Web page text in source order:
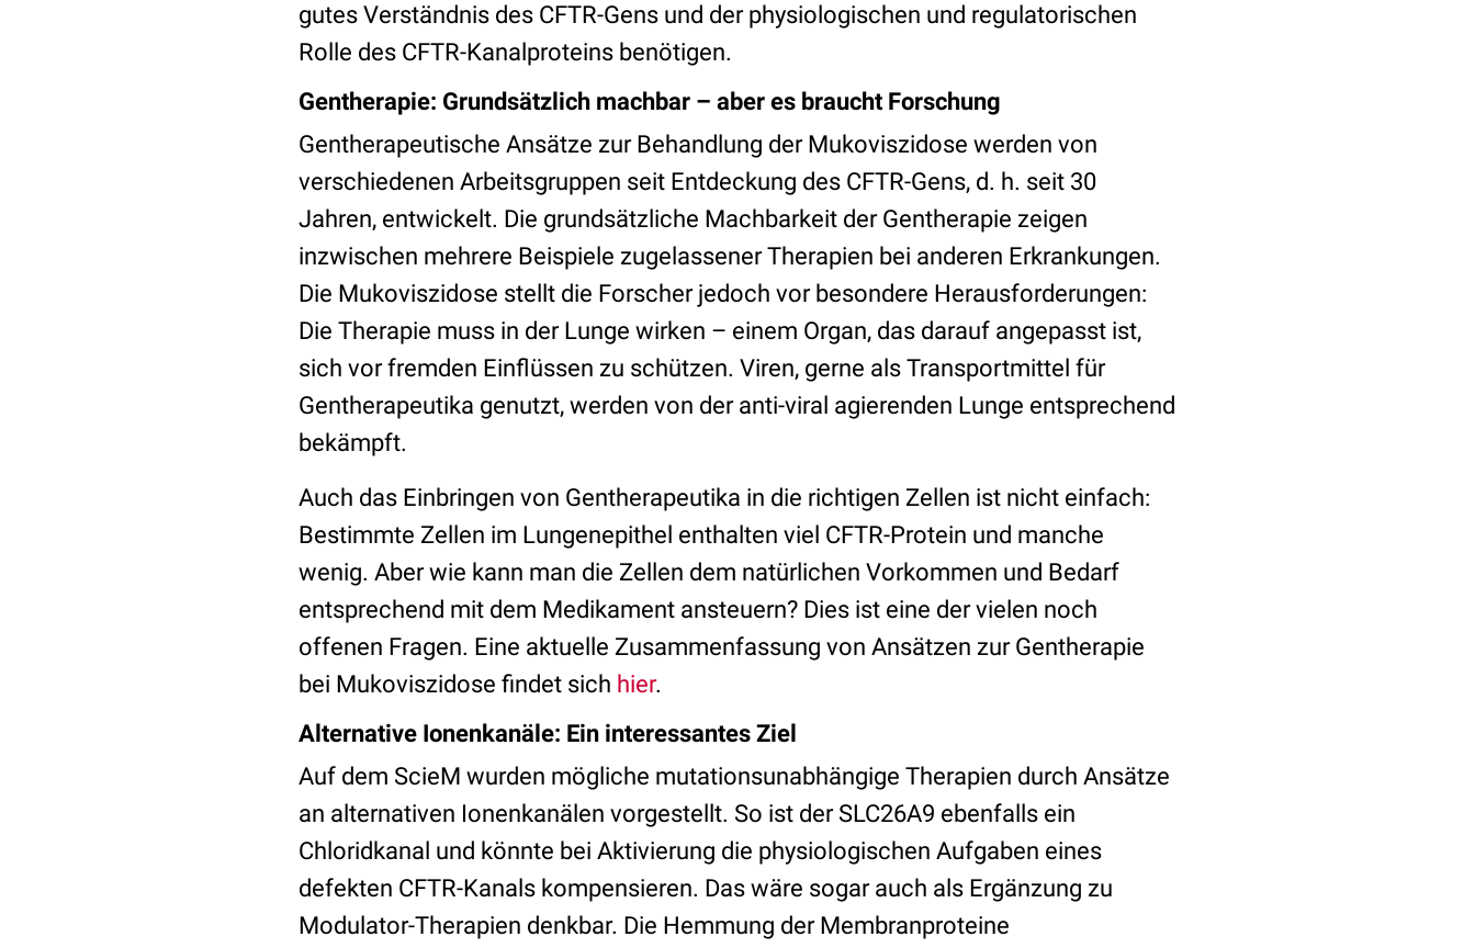
gutes Verständnis des CFTR-Gens und der physiologischen und regulatorischen
Rolle des CFTR-Kanalproteins benötigen.
Gentherapie: Grundsätzlich machbar – aber es braucht Forschung
Gentherapeutische Ansätze zur Behandlung der Mukoviszidose werden von
verschiedenen Arbeitsgruppen seit Entdeckung des CFTR-Gens, d. h. seit 30
Jahren, entwickelt. Die grundsätzliche Machbarkeit der Gentherapie zeigen
inzwischen mehrere Beispiele zugelassener Therapien bei anderen Erkrankungen.
Die Mukoviszidose stellt die Forscher jedoch vor besondere Herausforderungen:
Die Therapie muss in der Lunge wirken – einem Organ, das darauf angepasst ist,
sich vor fremden Einflüssen zu schützen. Viren, gerne als Transportmittel für
Gentherapeutika genutzt, werden von der anti-viral agierenden Lunge entsprechend
bekämpft.
Auch das Einbringen von Gentherapeutika in die richtigen Zellen ist nicht einfach:
Bestimmte Zellen im Lungenepithel enthalten viel CFTR-Protein und manche
wenig. Aber wie kann man die Zellen dem natürlichen Vorkommen und Bedarf
entsprechend mit dem Medikament ansteuern? Dies ist eine der vielen noch
offenen Fragen. Eine aktuelle Zusammenfassung von Ansätzen zur Gentherapie
bei Mukoviszidose findet sich hier.
Alternative Ionenkanäle: Ein interessantes Ziel
Auf dem ScieM wurden mögliche mutationsunabhängige Therapien durch Ansätze
an alternativen Ionenkanälen vorgestellt. So ist der SLC26A9 ebenfalls ein
Chloridkanal und könnte bei Aktivierung die physiologischen Aufgaben eines
defekten CFTR-Kanals kompensieren. Das wäre sogar auch als Ergänzung zu
Modulator-Therapien denkbar. Die Hemmung der Membranproteine